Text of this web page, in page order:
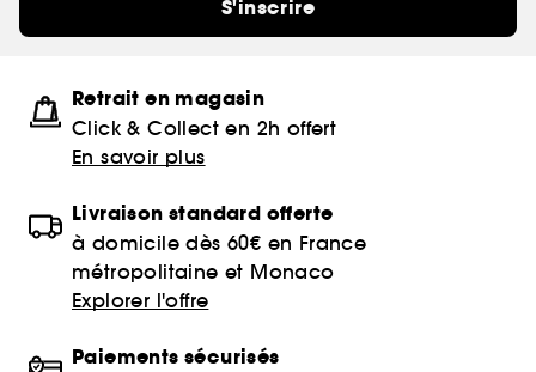
S'inscrire
Retrait en magasin
Click & Collect en 2h offert
En savoir plus
Livraison standard offerte
à domicile dès 60€ en France
métropolitaine et Monaco
Explorer l'offre
Paiements sécurisés